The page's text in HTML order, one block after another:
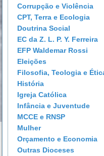
Corrupção e Violência
CPT, Terra e Ecologia
Doutrina Social
EC da Z. L. P. Y. Ferreira
EFP Waldemar Rossi
Eleições
Filosofia, Teologia e
História
Igreja Católica
Infância e Juventude
MCCE e RNSP
Mulher
Orçamento e Economia
Outras Dioceses